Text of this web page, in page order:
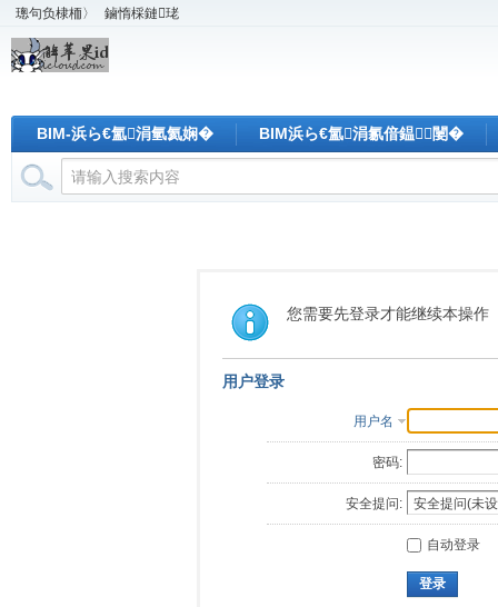
璁句负棣栭〉 鏀惰棌鏈珯
BIM-浜ら€氳涓氫氦娴� BIM浜ら€氳涓氱偣鎾闄�
您需要先登录才能继续本操作
用户登录
用户名
密码:
安全提问:
自动登录
登录